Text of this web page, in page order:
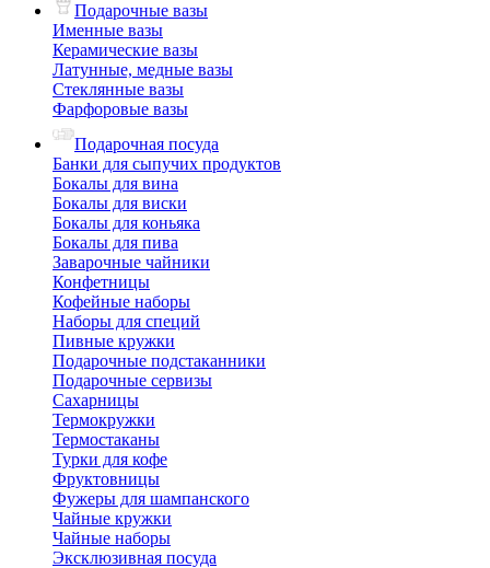
Подарочные вазы
Именные вазы
Керамические вазы
Латунные, медные вазы
Стеклянные вазы
Фарфоровые вазы
Подарочная посуда
Банки для сыпучих продуктов
Бокалы для вина
Бокалы для виски
Бокалы для коньяка
Бокалы для пива
Заварочные чайники
Конфетницы
Кофейные наборы
Наборы для специй
Пивные кружки
Подарочные подстаканники
Подарочные сервизы
Сахарницы
Термокружки
Термостаканы
Турки для кофе
Фруктовницы
Фужеры для шампанского
Чайные кружки
Чайные наборы
Эксклюзивная посуда